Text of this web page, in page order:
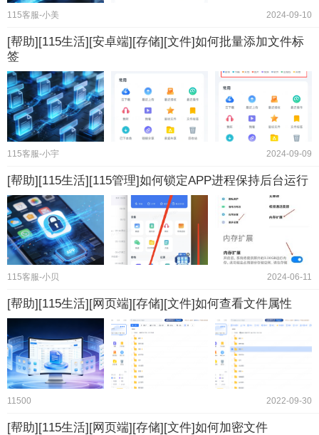
115客服-小美 2024-09-10
[帮助][115生活][安卓端][存储][文件]如何批量添加文件标
签
115客服-小宇 2024-09-09
[帮助][115生活][115管理]如何锁定APP进程保持后台运行
115客服-小贝 2024-06-11
[帮助][115生活][网页端][存储][文件]如何查看文件属性
11500 2022-09-30
[帮助][115生活][网页端][存储][文件]如何加密文件